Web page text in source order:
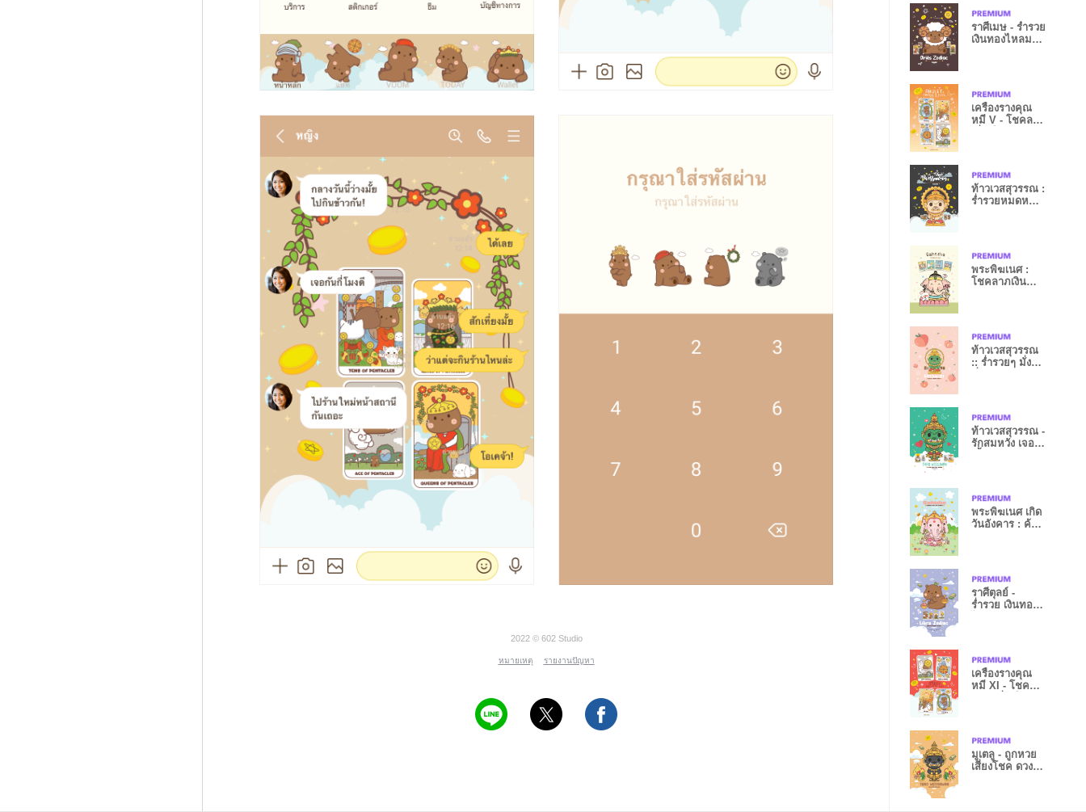
2022 © 602 Studio
หมายเหตุ รายงานปัญหา
ราศีเมษ - ร่ำรวย
เงินทองไหลมา
เครื่องรางคุณ
หมี V - โชคลาภ
ท้าวเวสสุวรรณ :
ร่ำรวยหมดหนี้
พระพิฆเนศ :
โชคลาภเงิน
ท้าวเวสสุวรรณ
:: ร่ำรวยๆ มั่ง
ท้าวเวสสุวรรณ -
รักสมหวัง เจอ
พระพิฆเนศ เกิด
วันอังคาร : ค้า
ราศีตุลย์ -
ร่ำรวย เงินทอง
เครื่องรางคุณ
หมี XI - โชค
มูเตลู - ถูกหวย
เสี่ยงโชค ดวงดี